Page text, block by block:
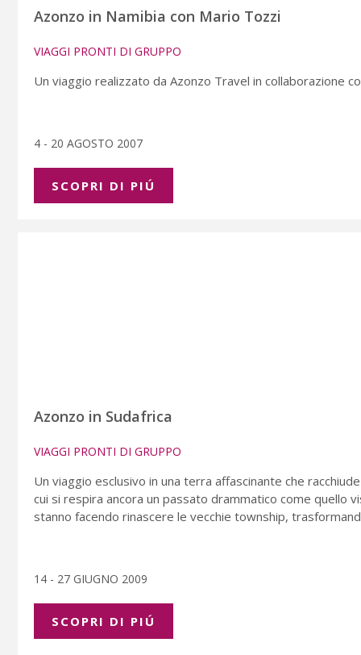
Azonzo in Namibia con Mario Tozzi
VIAGGI PRONTI DI GRUPPO
Un viaggio realizzato da Azonzo Travel in collaborazione
4 - 20 AGOSTO 2007
SCOPRI DI PIÚ
Azonzo in Sudafrica
VIAGGI PRONTI DI GRUPPO
Un viaggio esclusivo in una terra affascinante che
cui si respira ancora un passato drammatico come quello
stanno facendo rinascere le vecchie township,
14 - 27 GIUGNO 2009
SCOPRI DI PIÚ